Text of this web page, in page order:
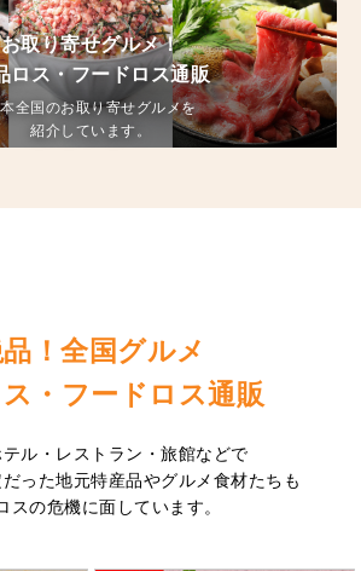
お取り寄せグルメ！
ロス・フードロス通販
全国のお取り寄せグルメを
紹介しています。
！全国グルメ
・フードロス通販
ル・レストラン・旅館などで
った地元特産品やグルメ食材たちも
スの危機に面しています。